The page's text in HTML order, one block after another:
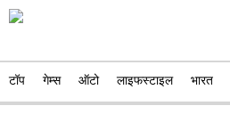
टॉप गेम्स ऑटो लाइफस्टाइल भारत